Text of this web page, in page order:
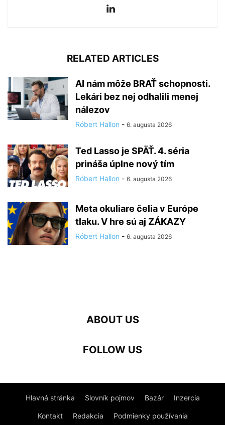
RELATED ARTICLES
AI nám môže BRAŤ schopnosti.
Lekári bez nej odhalili menej
nálezov
Róbert Hallon - 6. augusta 2026
Ted Lasso je SPÄŤ. 4. séria
prináša úplne nový tím
Róbert Hallon - 6. augusta 2026
Meta okuliare čelia v Európe
tlaku. V hre sú aj ZÁKAZY
Róbert Hallon - 6. augusta 2026
ABOUT US
FOLLOW US
Hlavná stránka Slovník pojmov Bazár Inzercia
Kontakt Redakcia Podmienky používania